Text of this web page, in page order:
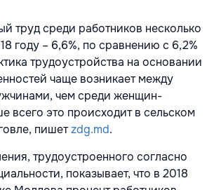
труд среди работников несколько
году – 6,6%, по сравнению с 6,2%
трудоустройства на основании
чаще возникает между
чем среди женщин-
всего это происходит в сельском
пишетzdg.md.
трудоустроенного согласно
показывает, что в 2018